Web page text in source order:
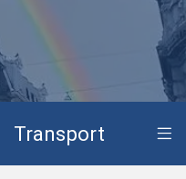
Transport